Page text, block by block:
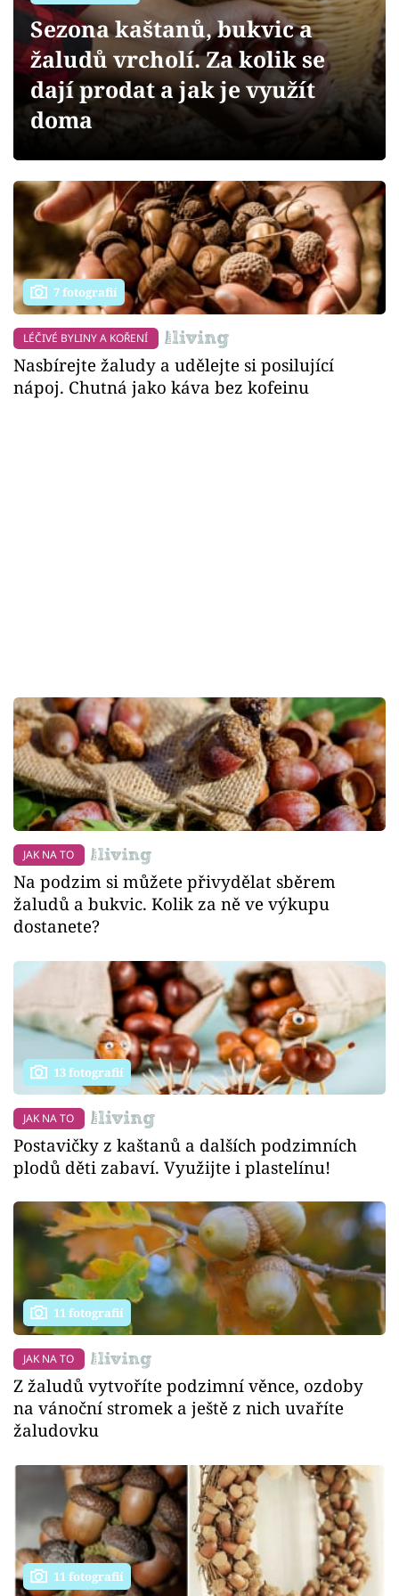
Přihlášení
Sledujte nás
Sezona kaštanů, bukvic a
žaludů vrcholí. Za kolik se
dají prodat a jak je využít
doma
7 fotografií
LÉČIVÉ BYLINY A KOŘENÍ
Nasbírejte žaludy a udělejte si posilující
nápoj. Chutná jako káva bez kofeinu
JAK NA TO
Na podzim si můžete přivydělat sběrem
žaludů a bukvic. Kolik za ně ve výkupu
dostanete?
13 fotografií
JAK NA TO
Postavičky z kaštanů a dalších podzimních
plodů děti zabaví. Využijte i plastelínu!
11 fotografií
JAK NA TO
Z žaludů vytvoříte podzimní věnce, ozdoby
na vánoční stromek a ještě z nich uvaříte
žaludovku
11 fotografií